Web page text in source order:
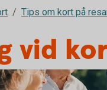
Tips om kort på
vid